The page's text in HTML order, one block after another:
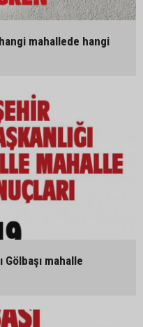
mahallede hangi
Gölbaşı mahalle